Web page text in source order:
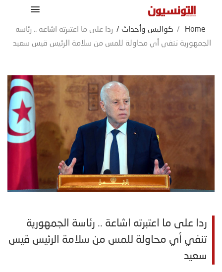
Home
/ كواليس وأحداث / ردا على ما اعتبرته اشاعة .. رئاسة
الجمهورية تنفي أي محاولة للمس من سلامة الرئيس قيس سعيد
ردا على ما اعتبرته اشاعة .. رئاسة الجمهورية
تنفي أي محاولة للمس من سلامة الرئيس قيس
سعيد